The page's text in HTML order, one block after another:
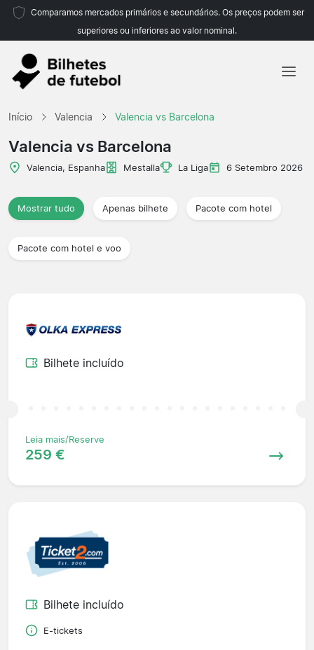
Comparamos mercados primários e secundários. Os preços podem ser
superiores ou inferiores ao valor nominal.
Início Valencia Valencia vs Barcelona
Valencia vs Barcelona
Valencia, Espanha Mestalla La Liga 6 Setembro 2026
Mostrar tudo Apenas bilhete Pacote com hotel
Pacote com hotel e voo
Bilhete incluído
Leia mais/Reserve
259 €
Bilhete incluído
E-tickets